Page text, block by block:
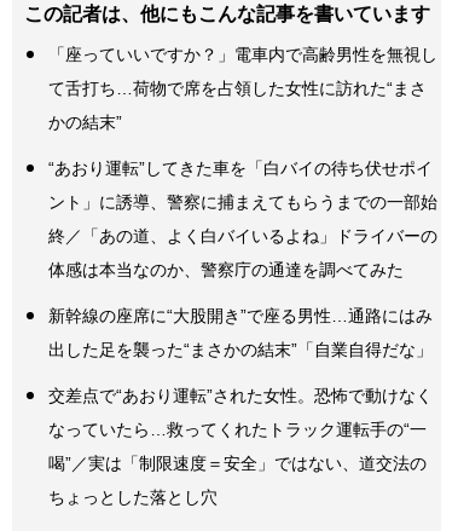
この記者は、他にもこんな記事を書いています
「座っていいですか？」電車内で高齢男性を無視し
て舌打ち…荷物で席を占領した女性に訪れた“まさ
かの結末”
“あおり運転”してきた車を「白バイの待ち伏せポイ
ント」に誘導、警察に捕まえてもらうまでの一部始
終／「あの道、よく白バイいるよね」ドライバーの
体感は本当なのか、警察庁の通達を調べてみた
新幹線の座席に“大股開き”で座る男性…通路にはみ
出した足を襲った“まさかの結末”「自業自得だな」
交差点で“あおり運転”された女性。恐怖で動けなく
なっていたら…救ってくれたトラック運転手の“一
喝”／実は「制限速度＝安全」ではない、道交法の
ちょっとした落とし穴